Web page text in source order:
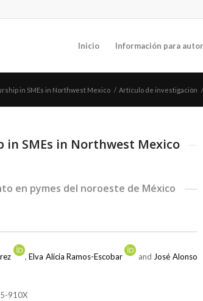
Inicio Información para
in SMEs in Northwest Mexico / Artículo de investigación /
SMEs in Northwest Mexico
en pymes del noroeste de México
,Elva Alicia Ramos-Escobar and José Alonso
910X